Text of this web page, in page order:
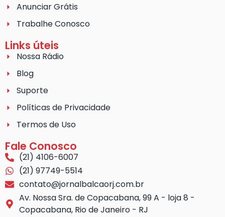
Anunciar Grátis
Trabalhe Conosco
Links úteis
Nossa Rádio
Blog
Suporte
Políticas de Privacidade
Termos de Uso
Fale Conosco
(21) 4106-6007
(21) 97749-5514
contato@jornalbalcaorj.com.br
Av. Nossa Sra. de Copacabana, 99 A - loja 8 -
Copacabana, Rio de Janeiro - RJ